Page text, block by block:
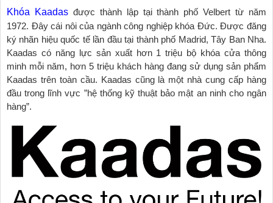
Khóa Kaadasđược thành lập tại thành phố Velbert từ năm
1972. Đây cái nôi của ngành công nghiệp khóa Đức. Được đăng
ký nhãn hiệu quốc tế lần đầu tại thành phố Madrid, Tây Ban Nha.
Kaadas có năng lực sản xuất hơn 1 triệu bộ khóa cửa thông
minh mỗi năm, hơn 5 triệu khách hàng đang sử dụng sản phẩm
Kaadas trên toàn cầu. Kaadas cũng là một nhà cung cấp hàng
đầu trong lĩnh vực ”hệ thống kỹ thuật bảo mật an ninh cho ngân
hàng”.